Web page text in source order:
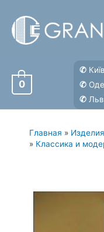
содержимому
0
✆
✆
✆
Главная »
» Классика и